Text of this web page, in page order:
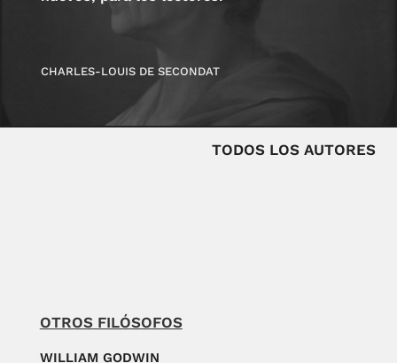
CHARLES-LOUIS DE SECONDAT
TODOS LOS AUTORES
OTROS FILÓSOFOS
WILLIAM GODWIN